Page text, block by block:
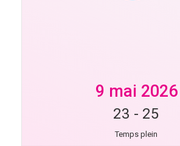
9 mai 2026
23 - 25
Temps plein